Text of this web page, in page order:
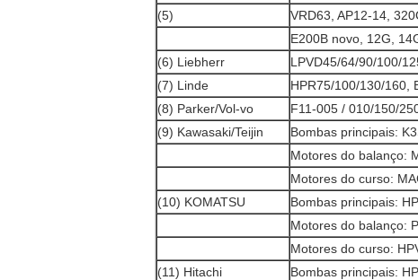
(5)
VRD63, AP12-14,
E200B novo, 12G,
(6) Liebherr
LPVD45/64/90/100/
(7) Linde
HPR75/100/130/160,
(8) Parker/Vol-vo
F11-005 / 010/150/
(9) Kawasaki/Teijin
Bombas principais:
Motores do balanço:
Motores do curso:
(10) KOMATSU
Bombas principais:
Motores do balanço:
Motores do curso:
(11) Hitachi
Bombas principais: